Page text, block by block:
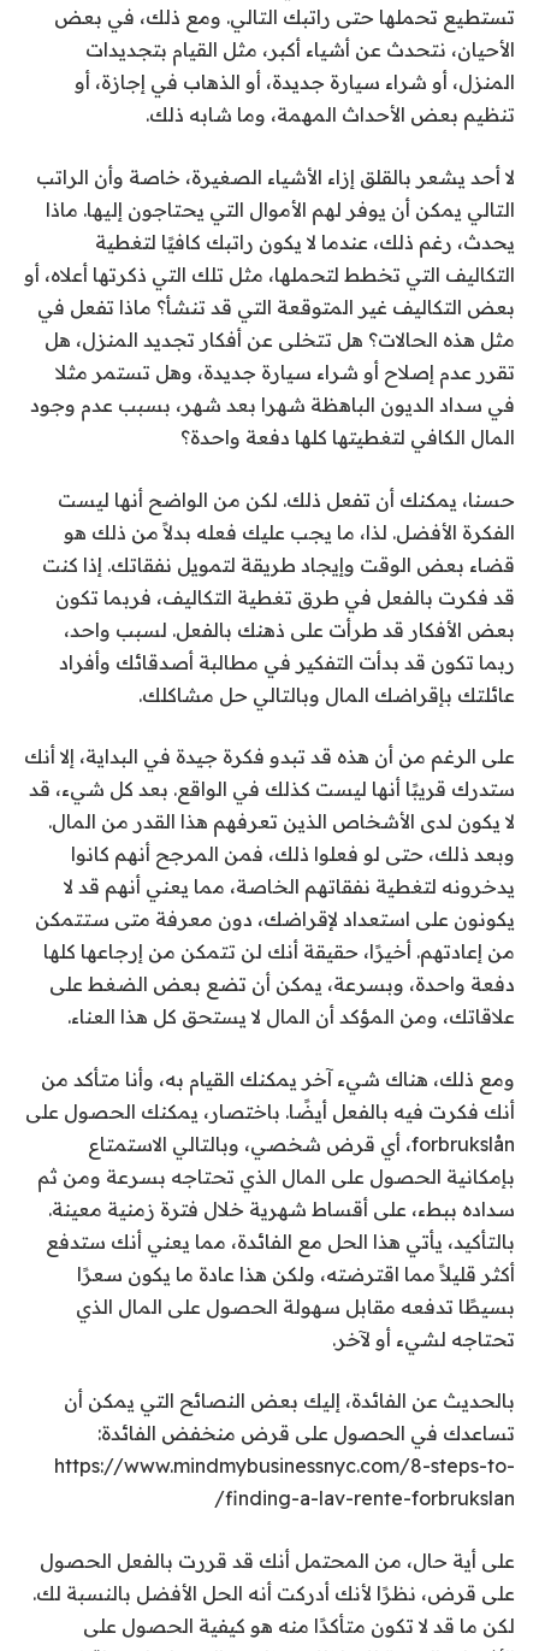
تستطيع تحملها حتى راتبك التالي. ومع ذلك، في بعض
الأحيان، نتحدث عن أشياء أكبر، مثل القيام بتجديدات
المنزل، أو شراء سيارة جديدة، أو الذهاب في إجازة، أو
تنظيم بعض الأحداث المهمة، وما شابه ذلك.
لا أحد يشعر بالقلق إزاء الأشياء الصغيرة، خاصة وأن الراتب
التالي يمكن أن يوفر لهم الأموال التي يحتاجون إليها. ماذا
يحدث، رغم ذلك، عندما لا يكون راتبك كافيًا لتغطية
التكاليف التي تخطط لتحملها، مثل تلك التي ذكرتها أعلاه، أو
بعض التكاليف غير المتوقعة التي قد تنشأ؟ ماذا تفعل في
مثل هذه الحالات؟ هل تتخلى عن أفكار تجديد المنزل، هل
تقرر عدم إصلاح أو شراء سيارة جديدة، وهل تستمر مثلا
في سداد الديون الباهظة شهرا بعد شهر، بسبب عدم وجود
المال الكافي لتغطيتها كلها دفعة واحدة؟
حسنا، يمكنك أن تفعل ذلك. لكن من الواضح أنها ليست
الفكرة الأفضل. لذا، ما يجب عليك فعله بدلاً من ذلك هو
قضاء بعض الوقت وإيجاد طريقة لتمويل نفقاتك. إذا كنت
قد فكرت بالفعل في طرق تغطية التكاليف، فربما تكون
بعض الأفكار قد طرأت على ذهنك بالفعل. لسبب واحد،
ربما تكون قد بدأت التفكير في مطالبة أصدقائك وأفراد
عائلتك بإقراضك المال وبالتالي حل مشاكلك.
على الرغم من أن هذه قد تبدو فكرة جيدة في البداية، إلا أنك
ستدرك قريبًا أنها ليست كذلك في الواقع. بعد كل شيء، قد
لا يكون لدى الأشخاص الذين تعرفهم هذا القدر من المال.
وبعد ذلك، حتى لو فعلوا ذلك، فمن المرجح أنهم كانوا
يدخرونه لتغطية نفقاتهم الخاصة، مما يعني أنهم قد لا
يكونون على استعداد لإقراضك، دون معرفة متى ستتمكن
من إعادتهم. أخيرًا، حقيقة أنك لن تتمكن من إرجاعها كلها
دفعة واحدة، وبسرعة، يمكن أن تضع بعض الضغط على
علاقاتك، ومن المؤكد أن المال لا يستحق كل هذا العناء.
ومع ذلك، هناك شيء آخر يمكنك القيام به، وأنا متأكد من
أنك فكرت فيه بالفعل أيضًا. باختصار، يمكنك الحصول على
forbrukslån، أي قرض شخصي، وبالتالي الاستمتاع
بإمكانية الحصول على المال الذي تحتاجه بسرعة ومن ثم
سداده ببطء، على أقساط شهرية خلال فترة زمنية معينة.
بالتأكيد، يأتي هذا الحل مع الفائدة، مما يعني أنك ستدفع
أكثر قليلاً مما اقترضته، ولكن هذا عادة ما يكون سعرًا
بسيطًا تدفعه مقابل سهولة الحصول على المال الذي
تحتاجه لشيء أو لآخر.
بالحديث عن الفائدة، إليك بعض النصائح التي يمكن أن
تساعدك في الحصول على قرض منخفض الفائدة:
https://www.mindmybusinessnyc.com/8-steps-to-
finding-a-lav-rente-forbrukslan/
على أية حال، من المحتمل أنك قد قررت بالفعل الحصول
على قرض، نظرًا لأنك أدركت أنه الحل الأفضل بالنسبة لك.
لكن ما قد لا تكون متأكدًا منه هو كيفية الحصول على